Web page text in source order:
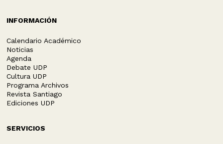
INFORMACIÓN
Calendario Académico
Noticias
Agenda
Debate UDP
Cultura UDP
Programa Archivos
Revista Santiago
Ediciones UDP
SERVICIOS